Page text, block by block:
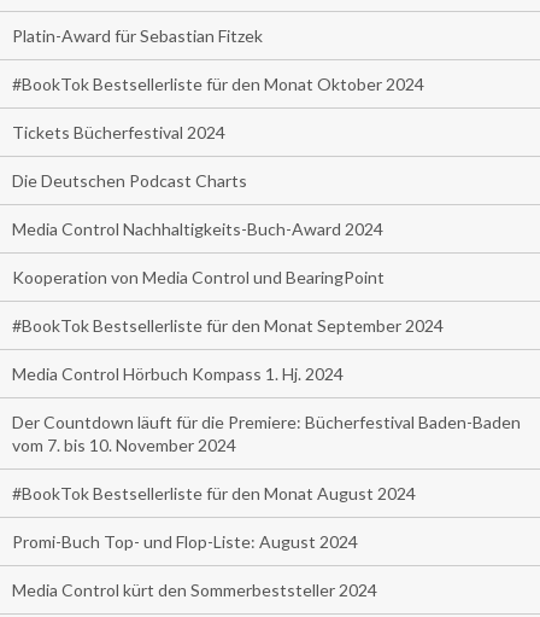
Platin-Award für Sebastian Fitzek
#BookTok Bestsellerliste für den Monat Oktober 2024
Tickets Bücherfestival 2024
Die Deutschen Podcast Charts
Media Control Nachhaltigkeits-Buch-Award 2024
Kooperation von Media Control und BearingPoint
#BookTok Bestsellerliste für den Monat September 2024
Media Control Hörbuch Kompass 1. Hj. 2024
Der Countdown läuft für die Premiere: Bücherfestival Baden-Baden
vom 7. bis 10. November 2024
#BookTok Bestsellerliste für den Monat August 2024
Promi-Buch Top- und Flop-Liste: August 2024
Media Control kürt den Sommerbeststeller 2024